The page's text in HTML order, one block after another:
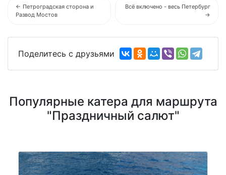
← Петроградская сторона и
Развод Мостов
Всё включено - весь Петербург
→
Поделитесь с друзьями
Популярные катера для маршрута
"Праздничный салют"